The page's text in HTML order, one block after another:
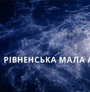
РІВНЕНСЬКА МАЛА